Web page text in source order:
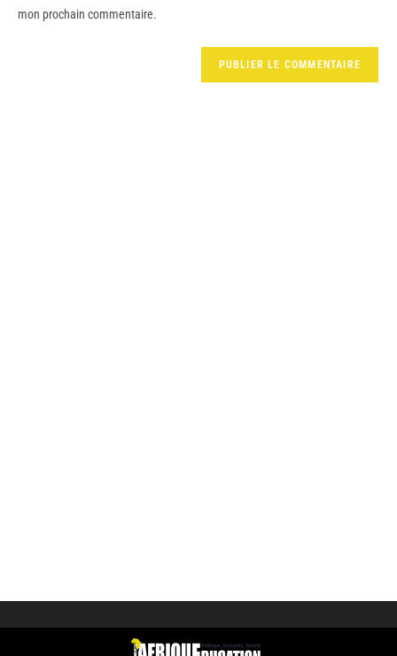
mon prochain commentaire.